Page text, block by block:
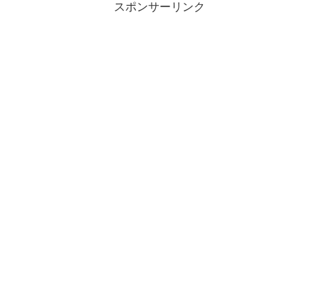
スポンサーリンク